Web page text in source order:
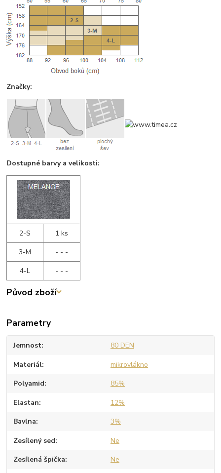
Značky:
Dostupné barvy a velikosti:
2-S
1 ks
3-M
- - -
4-L
- - -
Původ zboží
Parametry
Jemnost 80 DEN
Materiál mikrovlákno
Polyamid 85%
Elastan 12%
Bavlna 3%
Zesílený sed Ne
Zesílená špička Ne